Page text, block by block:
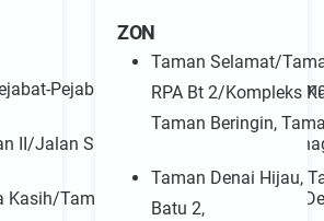
Pejabat Kerajaan dan Rumah-
II/Jalan Suda Utama/Jalan Suda
Kasih/Taman Desa Gemilang, Taman
ZON
Taman Selamat/
RPA Bt 2/Kompleks
Taman Beringin,
Taman Denai Hijau,
Batu 2,